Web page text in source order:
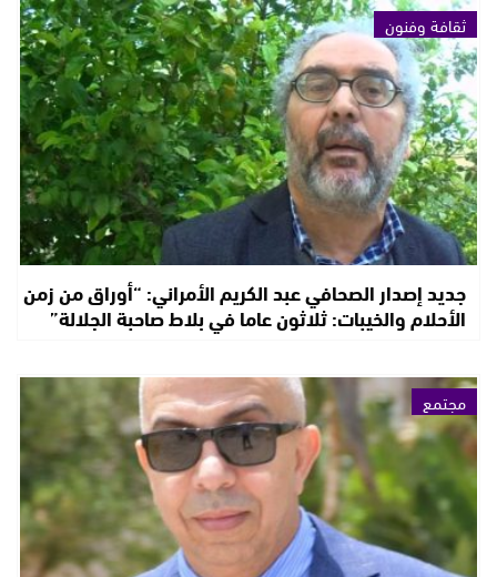
ثقافة وفنون
جديد إصدار الصحافي عبد الكريم الأمراني: “أوراق من زمن
الأحلام والخيبات: ثلاثون عاما في بلاط صاحبة الجلالة”
مجتمع